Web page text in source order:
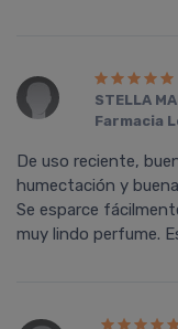
STELLA
Farmacia
De uso reciente,
humectación y
Se esparce
muy lindo perfume.